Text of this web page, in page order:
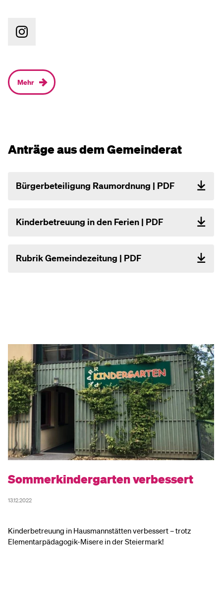
Mehr
Anträge aus dem Gemeinderat
Bürgerbeteiligung Raumordnung | PDF
Kinderbetreuung in den Ferien | PDF
Rubrik Gemeindezeitung | PDF
Sommerkindergarten verbessert
13.12.2022
Kinderbetreuung in Hausmannstätten verbessert – trotz
Elementarpädagogik-Misere in der Steiermark!